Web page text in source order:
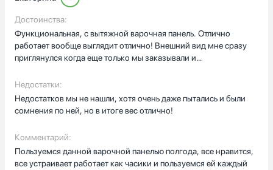
Страна производства
Австрия
Германия
Евросоюз
Показать все
Гарантия, мес
Достоинства:
Функциональная, с вытяжной варочная панель. Отлично
работает вообще выглядит отлично! Внешний вид мне сразу
приглянулся когда еще только мы заказывали и
просто загляденье. Отлично на ней готовить , одно
удовольствие так сказать. Конфорок хватает, все они по
своему очень мощные, регулировка просто очень и не требует
игрушка но как оказалось очень даже приятный бонус к
варочной панели! Не особо дорогая, если учесть что с ней еще
и вытяжка то вообще недорогая.
Недостатки:
Недостатков мы не нашли, хотя очень даже пытались и были
сомнения по ней, но в итоге вес отлично!
Комментарий:
Пользуемся данной варочной панелью полгода, все нравится,
все устраивает работает как часики и пользуемся ей каждый